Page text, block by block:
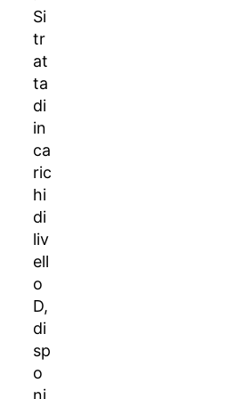
Si
tr
at
ta
di
in
ca
ric
hi
di
liv
ell
o
D,
di
sp
o
ni